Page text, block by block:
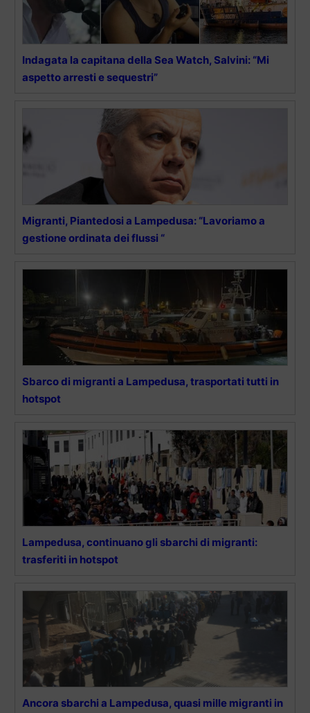
Indagata la capitana della Sea Watch, Salvini: “Mi
aspetto arresti e sequestri”
Migranti, Piantedosi a Lampedusa: “Lavoriamo a
gestione ordinata dei flussi “
Sbarco di migranti a Lampedusa, trasportati tutti in
hotspot
Lampedusa, continuano gli sbarchi di migranti:
trasferiti in hotspot
Ancora sbarchi a Lampedusa, quasi mille migranti in